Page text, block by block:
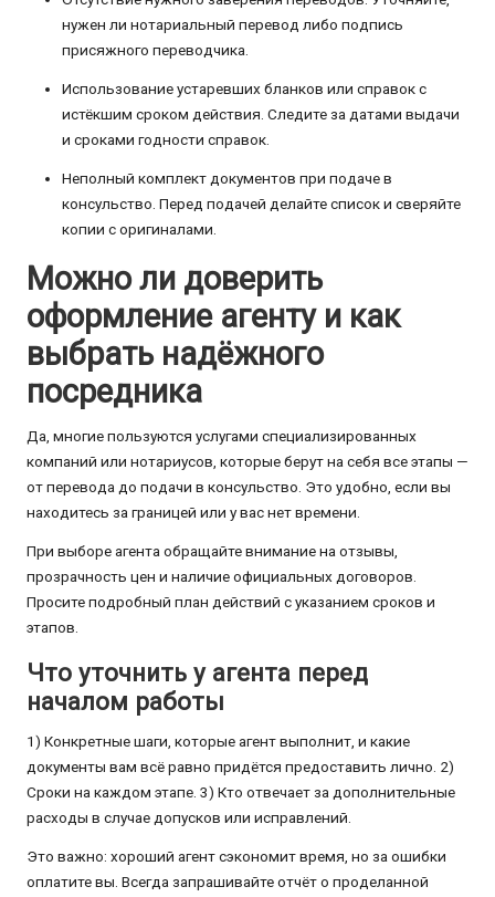
нужен ли нотариальный перевод либо подпись
присяжного переводчика.
Использование устаревших бланков или справок с
истёкшим сроком действия. Следите за датами выдачи
и сроками годности справок.
Неполный комплект документов при подаче в
консульство. Перед подачей делайте список и сверяйте
копии с оригиналами.
Можно ли доверить
оформление агенту и как
выбрать надёжного
посредника
Да, многие пользуются услугами специализированных
компаний или нотариусов, которые берут на себя все этапы —
от перевода до подачи в консульство. Это удобно, если вы
находитесь за границей или у вас нет времени.
При выборе агента обращайте внимание на отзывы,
прозрачность цен и наличие официальных договоров.
Просите подробный план действий с указанием сроков и
этапов.
Что уточнить у агента перед
началом работы
1) Конкретные шаги, которые агент выполнит, и какие
документы вам всё равно придётся предоставить лично. 2)
Сроки на каждом этапе. 3) Кто отвечает за дополнительные
расходы в случае допусков или исправлений.
Это важно: хороший агент сэкономит время, но за ошибки
оплатите вы. Всегда запрашивайте отчёт о проделанной